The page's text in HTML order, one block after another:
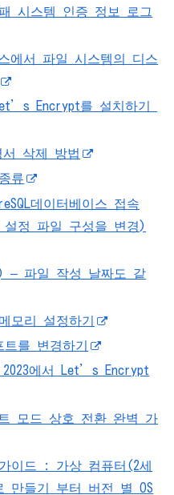
시스템 인증 정보 로그
에서 파일 시스템의 디스
Encrypt를 설치하기
삭제 방법
류
데이터베이스 접속
정 파일 구성을 변경)
– 파일 작성 날짜도 같
모리 설정하기
를 변경하기
에서 Let’s Encrypt
모드 상호 전환 완벽 가
이드 : 가상 컴퓨터(2세
만들기 부터 버전 별 OS